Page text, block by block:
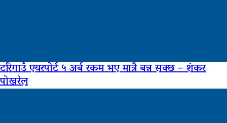
टरिगाउँ एयरपोर्ट ५ अर्ब रकम भए मात्रै बन्न सक्छ – शंकर
पोखरेल